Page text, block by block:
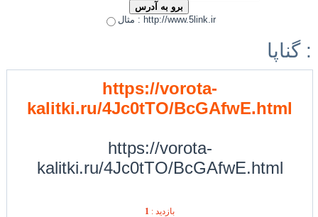
مثال : http://www.5link.ir
گناپا :
https://vorota-
kalitki.ru/4Jc0tTO/BcGAfwE.html
https://vorota-
kalitki.ru/4Jc0tTO/BcGAfwE.html
بازديد : 1